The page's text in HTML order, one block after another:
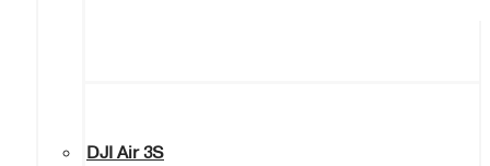
DJI Air 3S